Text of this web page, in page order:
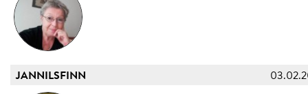
JANNILSFINN